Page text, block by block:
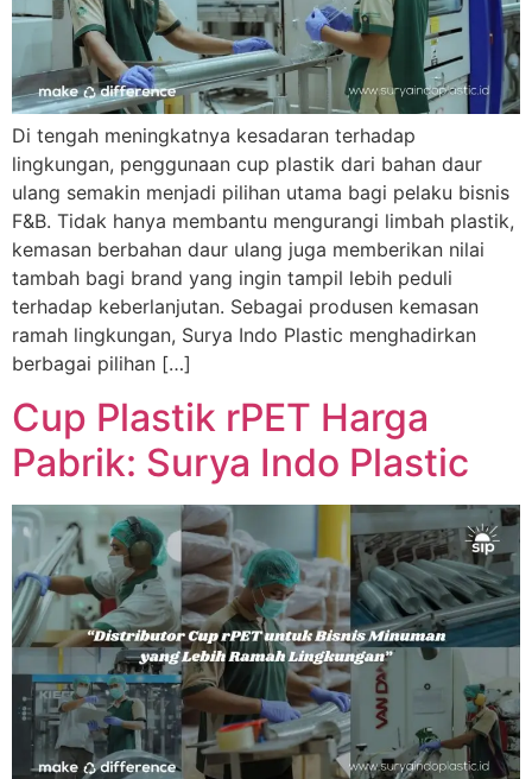
Di tengah meningkatnya kesadaran terhadap
lingkungan, penggunaan cup plastik dari bahan daur
ulang semakin menjadi pilihan utama bagi pelaku bisnis
F&B. Tidak hanya membantu mengurangi limbah plastik,
kemasan berbahan daur ulang juga memberikan nilai
tambah bagi brand yang ingin tampil lebih peduli
terhadap keberlanjutan. Sebagai produsen kemasan
ramah lingkungan, Surya Indo Plastic menghadirkan
berbagai pilihan […]
Cup Plastik rPET Harga
Pabrik: Surya Indo Plastic